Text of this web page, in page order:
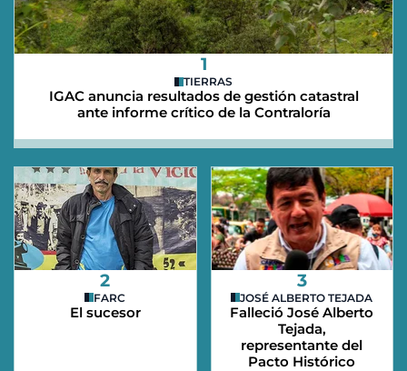
1
TIERRAS
IGAC anuncia resultados de gestión catastral
ante informe crítico de la Contraloría
2
FARC
El sucesor
3
JOSÉ ALBERTO TEJADA
Falleció José Alberto
Tejada,
representante del
Pacto Histórico